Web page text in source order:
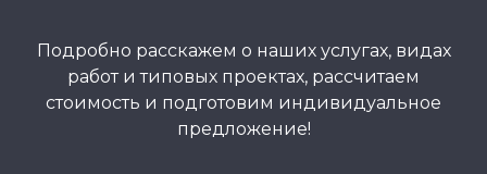
Подробно расскажем о наших услугах, видах
работ и типовых проектах, рассчитаем
стоимость и подготовим индивидуальное
предложение!